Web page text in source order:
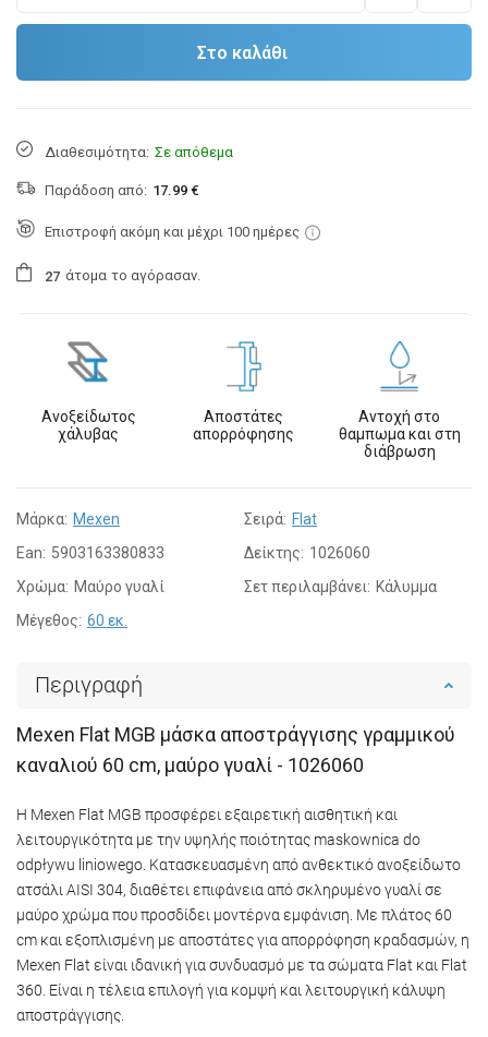
Στο καλάθι
Διαθεσιμότητα: Σε απόθεμα
Παράδοση από: 17.99 €
Επιστροφή ακόμη και μέχρι 100 ημέρες
27 άτομα το αγόρασαν.
Ανοξείδωτος
χάλυβας
Αποστάτες
απορρόφησης
Αντοχή στο
θαμπωμα και στη
διάβρωση
Μάρκα: Mexen Σειρά: Flat
Ean: 5903163380833 Δείκτης: 1026060
Χρώμα: Μαύρο γυαλί Σετ περιλαμβάνει: Κάλυμμα
Μέγεθος: 60 εκ.
Περιγραφή
Mexen Flat MGB μάσκα αποστράγγισης γραμμικού
καναλιού 60 cm, μαύρο γυαλί - 1026060
Η Mexen Flat MGB προσφέρει εξαιρετική αισθητική και
λειτουργικότητα με την υψηλής ποιότητας maskownica do
odpływu liniowego. Κατασκευασμένη από ανθεκτικό ανοξείδωτο
ατσάλι AISI 304, διαθέτει επιφάνεια από σκληρυμένο γυαλί σε
μαύρο χρώμα που προσδίδει μοντέρνα εμφάνιση. Με πλάτος 60
cm και εξοπλισμένη με αποστάτες για απορρόφηση κραδασμών, η
Mexen Flat είναι ιδανική για συνδυασμό με τα σώματα Flat και Flat
360. Είναι η τέλεια επιλογή για κομψή και λειτουργική κάλυψη
αποστράγγισης.